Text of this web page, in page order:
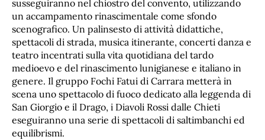
susseguiranno nel chiostro del convento, utilizzando
un accampamento rinascimentale come sfondo
scenografico. Un palinsesto di attività didattiche,
spettacoli di strada, musica itinerante, concerti danza e
teatro incentrati sulla vita quotidiana del tardo
medioevo e del rinascimento lunigianese e italiano in
genere. Il gruppo Fochi Fatui di Carrara metterà in
scena uno spettacolo di fuoco dedicato alla leggenda di
San Giorgio e il Drago, i Diavoli Rossi dalle Chieti
eseguiranno una serie di spettacoli di saltimbanchi ed
equilibrismi.